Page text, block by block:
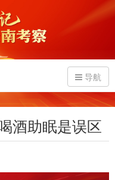
导航
酒助眠是误区